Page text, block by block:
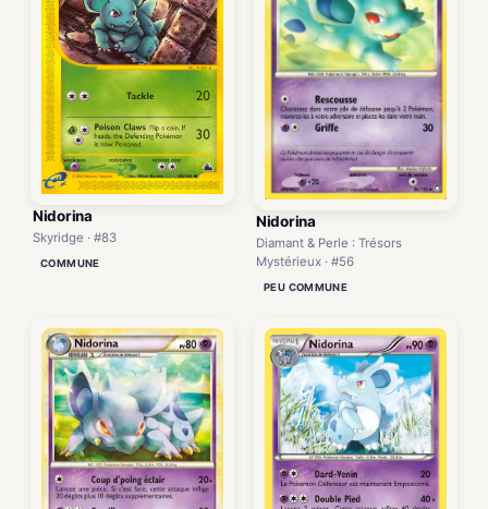
Nidorina
Skyridge · #83
COMMUNE
Nidorina
Diamant & Perle : Trésors
Mystérieux · #56
PEU COMMUNE